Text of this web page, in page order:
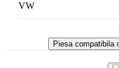
VW
Piesa compatibila